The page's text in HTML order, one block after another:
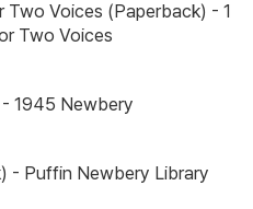
Voices (Paperback) - 1
Two Voices
1945 Newbery
- Puffin Newbery Library